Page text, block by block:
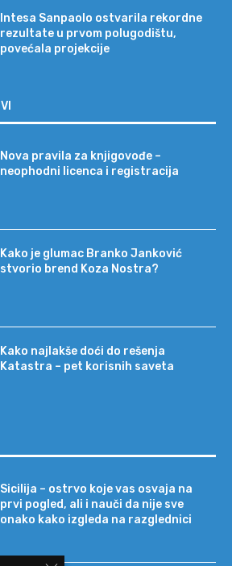
Intesa Sanpaolo ostvarila rekordne
rezultate u prvom polugodištu,
povećala projekcije
Nova pravila za knjigovođe –
neophodni licenca i registracija
Kako je glumac Branko Janković
stvorio brend Koza Nostra?
Kako najlakše doći do rešenja
Katastra – pet korisnih saveta
Sicilija – ostrvo koje vas osvaja na
prvi pogled, ali i nauči da nije sve
onako kako izgleda na razglednici